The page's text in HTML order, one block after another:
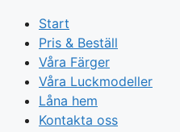
Start
Pris & Beställ
Våra Färger
Våra Luckmodeller
Låna hem
Kontakta oss